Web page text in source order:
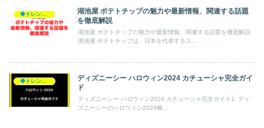
湖池屋 ポテトチップの魅力や最新情報、関連する話題
を徹底解説
湖池屋 ポテトチップの魅力や最新情報、関連する話題を徹底解説
湖池屋 ポテトチップは、日本を代表するス...
ディズニーシー ハロウィン2024 カチューシャ完全ガイ
ド
ディズニーシー ハロウィン2024 カチューシャ完全ガイド1. ディ
ズニーシーのハロウィン2024概...